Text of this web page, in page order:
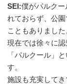
SEI:僕がパルクー
れておらず、公
こともありました
現在では徐々に
「パルクール」
す。
施設も充実して